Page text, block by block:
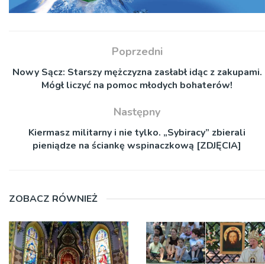
Poprzedni
Nowy Sącz: Starszy mężczyzna zasłabł idąc z zakupami.
Mógł liczyć na pomoc młodych bohaterów!
Następny
Kiermasz militarny i nie tylko. „Sybiracy” zbierali
pieniądze na ściankę wspinaczkową [ZDJĘCIA]
ZOBACZ RÓWNIEŻ